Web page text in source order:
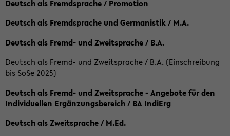
Deutsch als Fremdsprache / Promotion
Deutsch als Fremdsprache und Germanistik / M.A.
Deutsch als Fremd- und Zweitsprache / B.A.
Deutsch als Fremd- und Zweitsprache / B.A. (Einschreibung
bis SoSe 2025)
Deutsch als Fremd- und Zweitsprache - Angebote für den
Individuellen Ergänzungsbereich / BA IndiErg
Deutsch als Zweitsprache / M.Ed.